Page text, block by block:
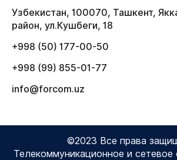
Узбекистан, 100070, Ташкент,
район, ул.Кушбеги, 18
+998 (50) 177-00-50
+998 (99) 855-01-77
info@forcom.uz
©2023 Все права
Телекоммуникационное и сетевое